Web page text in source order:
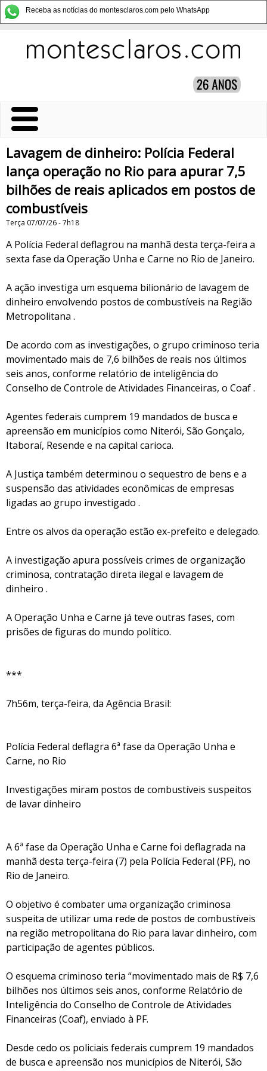
Receba as notícias do montesclaros.com pelo WhatsApp
Lavagem de dinheiro: Polícia Federal
lança operação no Rio para apurar 7,5
bilhões de reais aplicados em postos de
combustíveis
Terça 07/07/26 - 7h18
A Polícia Federal deflagrou na manhã desta terça-feira a
sexta fase da Operação Unha e Carne no Rio de Janeiro.
A ação investiga um esquema bilionário de lavagem de
dinheiro envolvendo postos de combustíveis na Região
Metropolitana .
De acordo com as investigações, o grupo criminoso teria
movimentado mais de 7,6 bilhões de reais nos últimos
seis anos, conforme relatório de inteligência do
Conselho de Controle de Atividades Financeiras, o Coaf .
Agentes federais cumprem 19 mandados de busca e
apreensão em municípios como Niterói, São Gonçalo,
Itaboraí, Resende e na capital carioca.
A Justiça também determinou o sequestro de bens e a
suspensão das atividades econômicas de empresas
ligadas ao grupo investigado .
Entre os alvos da operação estão ex-prefeito e delegado.
A investigação apura possíveis crimes de organização
criminosa, contratação direta ilegal e lavagem de
dinheiro .
A Operação Unha e Carne já teve outras fases, com
prisões de figuras do mundo político.
***
7h56m, terça-feira, da Agência Brasil:
Polícia Federal deflagra 6ª fase da Operação Unha e
Carne, no Rio
Investigações miram postos de combustíveis suspeitos
de lavar dinheiro
A 6ª fase da Operação Unha e Carne foi deflagrada na
manhã desta terça-feira (7) pela Polícia Federal (PF), no
Rio de Janeiro.
O objetivo é combater uma organização criminosa
suspeita de utilizar uma rede de postos de combustíveis
na região metropolitana do Rio para lavar dinheiro, com
participação de agentes públicos.
O esquema criminoso teria “movimentado mais de R$ 7,6
bilhões nos últimos seis anos, conforme Relatório de
Inteligência do Conselho de Controle de Atividades
Financeiras (Coaf), enviado à PF.
Desde cedo os policiais federais cumprem 19 mandados
de busca e apreensão nos municípios de Niterói, São